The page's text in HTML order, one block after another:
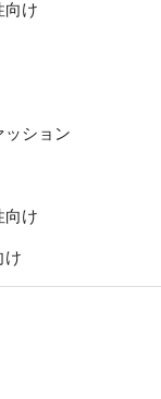
向け
ッション
向け
け